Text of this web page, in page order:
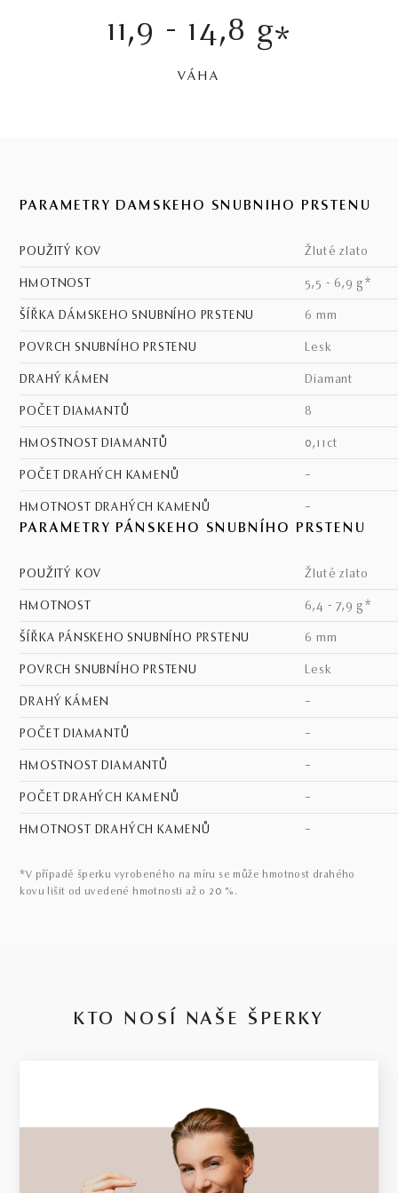
11,9 - 14,8 g*
VÁHA
PARAMETRY DÁMSKEHO SNUBNÍHO PRSTENU
POUŽITÝ KOV žluté zlato
HMOTNOST 5,5 - 6,9 g*
ŠÍŘKA DÁMSKEHO SNUBNÍHO PRSTENU 6 mm
POVRCH SNUBNÍHO PRSTENU lesk
DRAHÝ KÁMEN Diamant
POČET DIAMANTŮ 8
HMOSTNOST DIAMANTŮ 0,11ct
POČET DRAHÝCH KAMENŮ –
HMOTNOST DRAHÝCH KAMENŮ –
PARAMETRY PÁNSKEHO SNUBNÍHO PRSTENU
POUŽITÝ KOV žluté zlato
HMOTNOST 6,4 - 7,9 g*
ŠÍŘKA PÁNSKEHO SNUBNÍHO PRSTENU 6 mm
POVRCH SNUBNÍHO PRSTENU lesk
DRAHÝ KÁMEN –
POČET DIAMANTŮ –
HMOSTNOST DIAMANTŮ –
POČET DRAHÝCH KAMENŮ –
HMOTNOST DRAHÝCH KAMENŮ –
*V případě šperku vyrobeného na míru se může hmotnost drahého
kovu lišit od uvedené hmotnosti až o 20 %.
KTO NOSÍ NAŠE ŠPERKY